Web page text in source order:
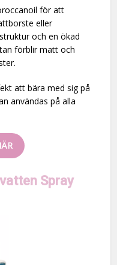
för att
eller
och en ökad
förblir matt och
att bära med sig på
användas på alla
Spray